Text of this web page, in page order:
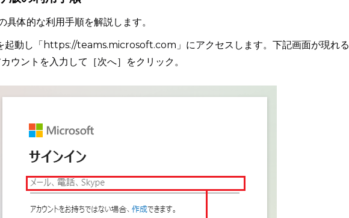
具体的な利用手順を解説します。
起動し「https://teams.microsoft.com」にアクセスします。下記画面が現れる
ウントを入力して［次へ］をクリック。